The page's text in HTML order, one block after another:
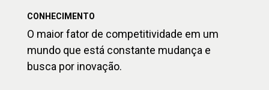
CONHECIMENTO
O maior fator de competitividade em um
mundo que está constante mudança e
busca por inovação.